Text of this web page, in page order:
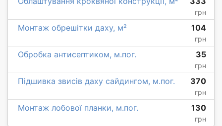
грн
Монтаж обрешітки даху, м² 104
грн
Обробка антисептиком, м.пог. 35
грн
Підшивка звисів даху сайдингом, м.пог. 370
грн
Монтаж лобової планки, м.пог. 130
грн